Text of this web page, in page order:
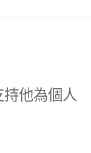
他為個人